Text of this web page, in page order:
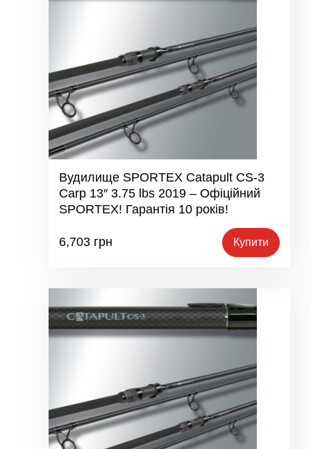
Вудилище SPORTEX Catapult CS-3
Carp 13″ 3.75 lbs 2019 – Офіційний
SPORTEX! Гарантія 10 років!
6,703 грн Купити